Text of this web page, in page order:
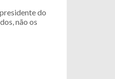
do
não os